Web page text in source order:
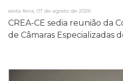
sexta-feira, 07 de agosto de 2026
CREA-CE sedia reunião da
de Câmaras Especializadas